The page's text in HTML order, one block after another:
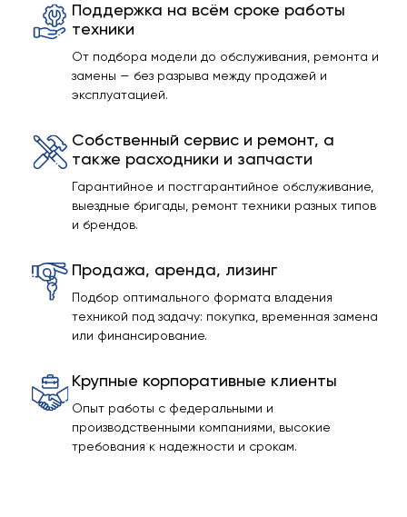
Поддержка на всём сроке работы
техники
От подбора модели до обслуживания, ремонта и
замены — без разрыва между продажей и
эксплуатацией.
Собственный сервис и ремонт, а
также расходники и запчасти
Гарантийное и постгарантийное обслуживание,
выездные бригады, ремонт техники разных типов
и брендов.
Продажа, аренда, лизинг
Подбор оптимального формата владения
техникой под задачу: покупка, временная замена
или финансирование.
Крупные корпоративные клиенты
Опыт работы с федеральными и
производственными компаниями, высокие
требования к надежности и срокам.